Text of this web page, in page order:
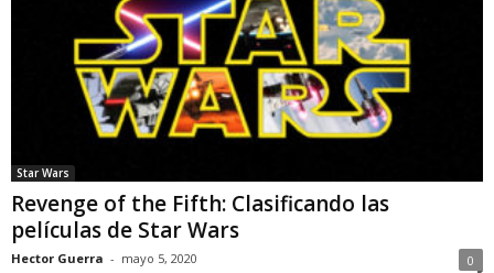
Star Wars
Revenge of the Fifth: Clasificando las
películas de Star Wars
Hector Guerra - mayo 5, 2020 0